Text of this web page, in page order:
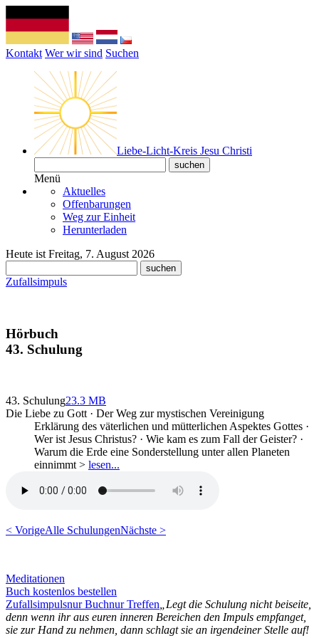
Kontakt Wer wir sind Suchen
Liebe-Licht-Kreis Jesu Christi
Menü
Aktuelles
Offenbarungen
Weg zur Einheit
Herunterladen
Heute ist Freitag, 7. August 2026
Zufallsimpuls
Hörbuch
43. Schulung
43. Schulung23.3 MB
Die Liebe zu Gott · Der Weg zur mystischen Vereinigung
Erklärung des väterlichen und mütterlichen Aspektes Gottes ·
Wer ist Jesus Christus? · Wie kam es zum Fall der Geister? ·
Warum die Erde eine Sonderstellung unter allen Planeten
einnimmt > lesen...
< VorigeAlle SchulungenNächste >
Meditationen
Buch kostenlos bestellen
Zufallsimpulsnur Buchnur Treffen„Legt die Schulung nicht beiseite,
denn wenn ihr aus euren inneren Bereichen den Impuls empfanget,
sie zur Hand zu nehmen, dann schlagt sie an irgendeiner Stelle auf!